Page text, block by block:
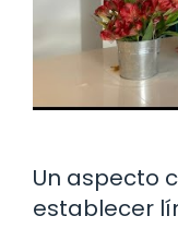
Un aspecto
establecer